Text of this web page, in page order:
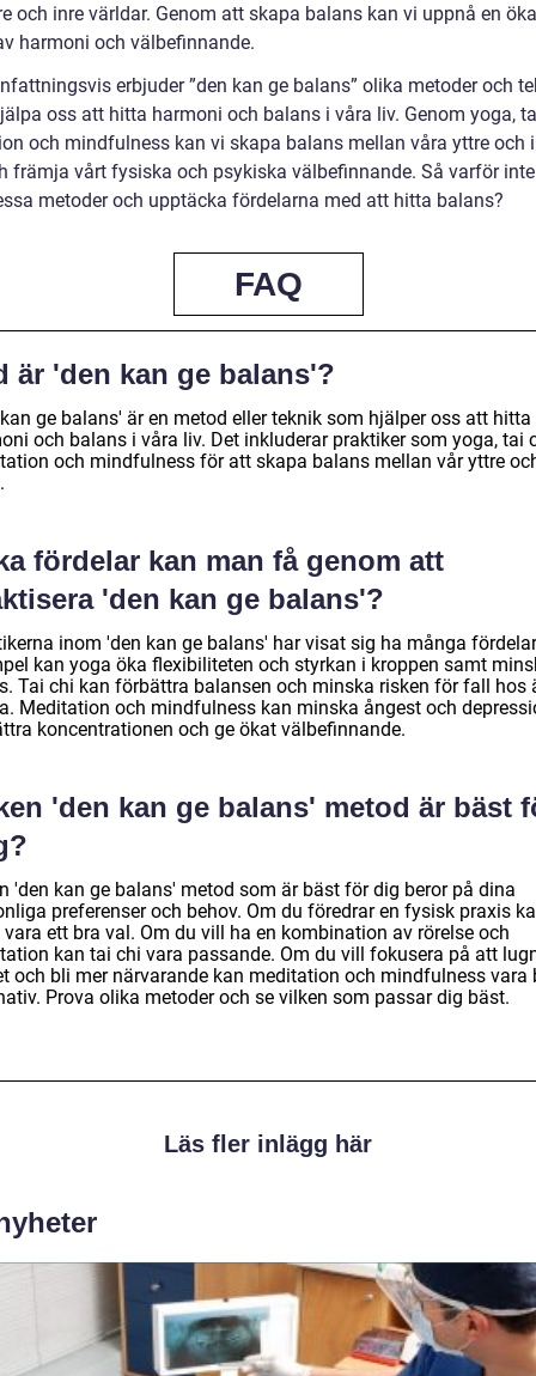
och inre världar. Genom att skapa balans kan vi uppnå en
harmoni och välbefinnande.
erbjuder ”den kan ge balans” olika metoder och
oss att hitta harmoni och balans i våra liv. Genom yoga,
och mindfulness kan vi skapa balans mellan våra yttre och
främja vårt fysiska och psykiska välbefinnande. Så varför
metoder och upptäcka fördelarna med att hitta balans?
FAQ
är 'den kan ge balans'?
ge balans' är en metod eller teknik som hjälper oss att hitta
och balans i våra liv. Det inkluderar praktiker som yoga, tai
och mindfulness för att skapa balans mellan vår yttre
fördelar kan man få genom att
'den kan ge balans'?
inom 'den kan ge balans' har visat sig ha många
kan yoga öka flexibiliteten och styrkan i kroppen samt
Tai chi kan förbättra balansen och minska risken för fall hos
Meditation och mindfulness kan minska ångest och
koncentrationen och ge ökat välbefinnande.
'den kan ge balans' metod är bäst
'den kan ge balans' metod som är bäst för dig beror på dina
preferenser och behov. Om du föredrar en fysisk praxis
ett bra val. Om du vill ha en kombination av rörelse och
kan tai chi vara passande. Om du vill fokusera på att
och bli mer närvarande kan meditation och mindfulness vara
Prova olika metoder och se vilken som passar dig bäst.
Läs fler inlägg här